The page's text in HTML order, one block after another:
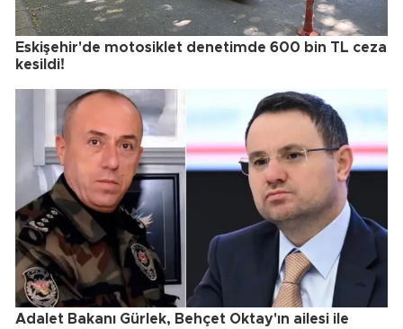
Eskişehir'de motosiklet denetimde 600 bin TL ceza
kesildi!
Adalet Bakanı Gürlek, Behçet Oktay'ın ailesi ile